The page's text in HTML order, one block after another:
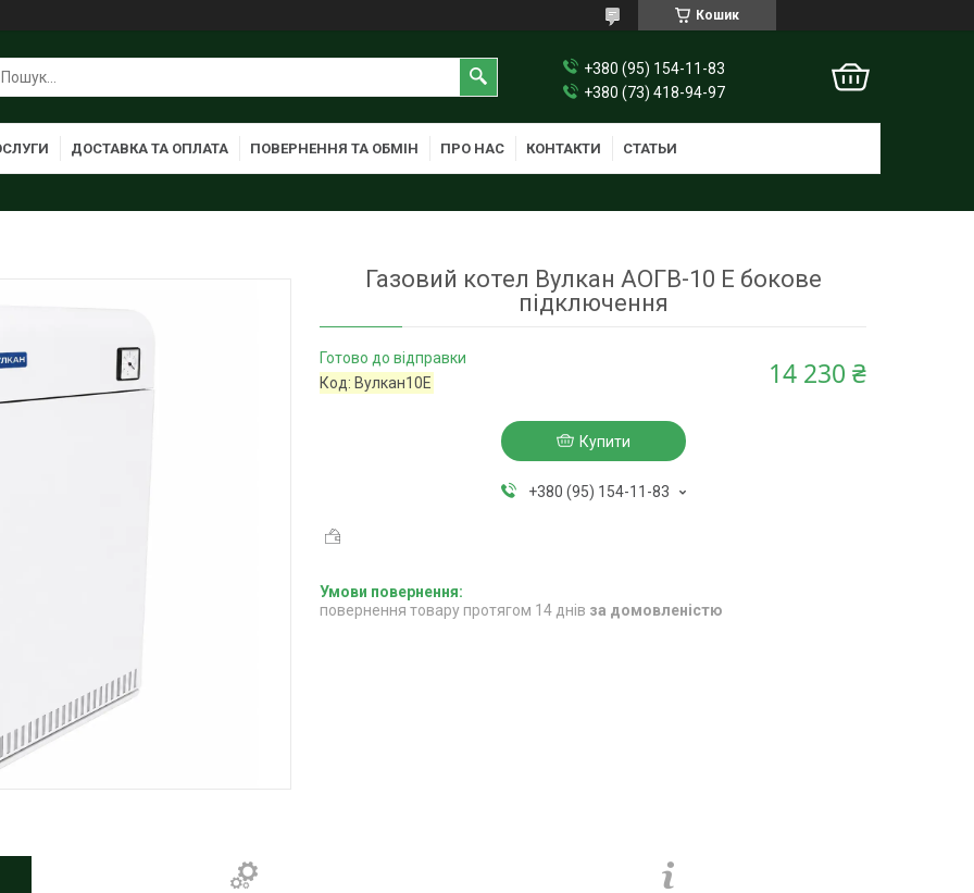
Кошик
+380 (95) 154-11-83
+380 (73) 418-94-97
ДОСТАВКА ТА ОПЛАТА ПОВЕРНЕННЯ ТА ОБМІН ПРО НАС КОНТАКТИ СТАТЬИ
Газовий котел Вулкан АОГВ-10 Е бокове
підключення
Готово до відправки
Код: Вулкан10Е 14 230 ₴
Купити
+380 (95) 154-11-83
повернення товару протягом 14 днів за домовленістю